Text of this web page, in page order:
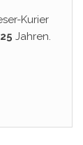
Kurier
Jahren.